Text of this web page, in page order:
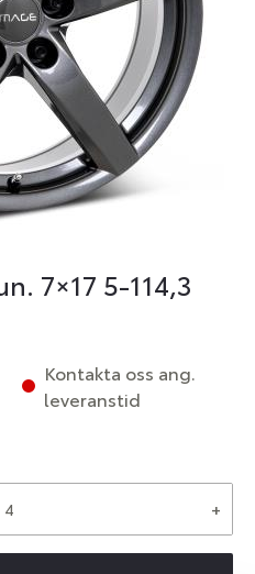
7×17 5-114,3
Kontakta oss ang.
leveranstid
+